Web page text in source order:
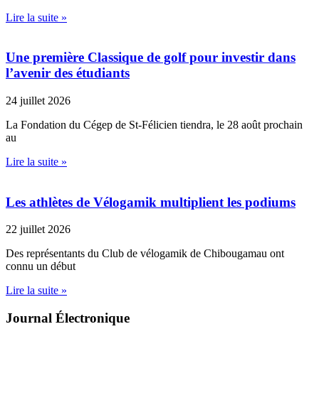
Lire la suite »
Une première Classique de golf pour investir dans
l’avenir des étudiants
24 juillet 2026
La Fondation du Cégep de St-Félicien tiendra, le 28 août prochain
au
Lire la suite »
Les athlètes de Vélogamik multiplient les podiums
22 juillet 2026
Des représentants du Club de vélogamik de Chibougamau ont
connu un début
Lire la suite »
Journal Électronique